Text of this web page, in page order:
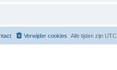
Alle tijden zijn
Verwijder cookies